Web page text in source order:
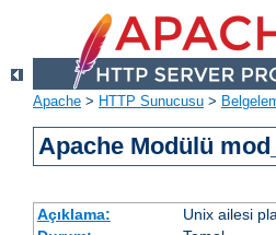
Apache > HTTP Sunucusu >
Apache Modülü
Açıklama:
Unix ailesi